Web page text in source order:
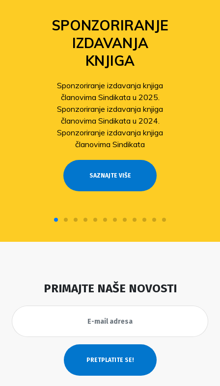
SPONZORIRANJE
IZDAVANJA
KNJIGA
Sponzoriranje izdavanja knjiga
članovima Sindikata u 2025.
Sponzoriranje izdavanja knjiga
članovima Sindikata u 2024.
Sponzoriranje izdavanja knjiga
članovima Sindikata
SAZNAJTE VIŠE
PRIMAJTE NAŠE NOVOSTI